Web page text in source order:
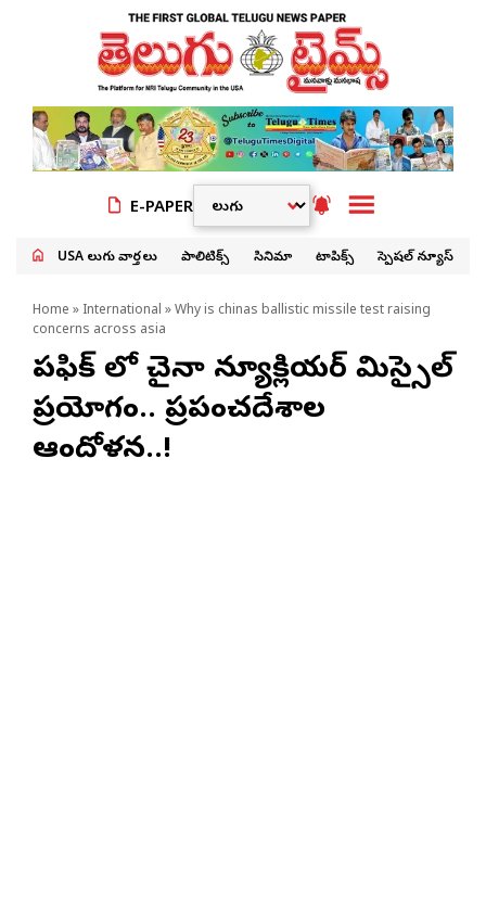
E-PAPER
USA తెలుగు వార్తలు పాలిటిక్స్ సినిమా టాపిక్స్ స్పెషల్ న్యూస్
Home » International » Why is chinas ballistic missile test raising
concerns across asia
పసిఫిక్ లో చైనా న్యూక్లియర్ మిస్సైల్
ప్రయోగం.. ప్రపంచదేశాల
ఆందోళన..!